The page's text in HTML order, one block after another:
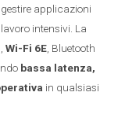
applicazioni
intensivi. La
Wi-Fi 6E , Bluetooth
bassa latenza,
in qualsiasi